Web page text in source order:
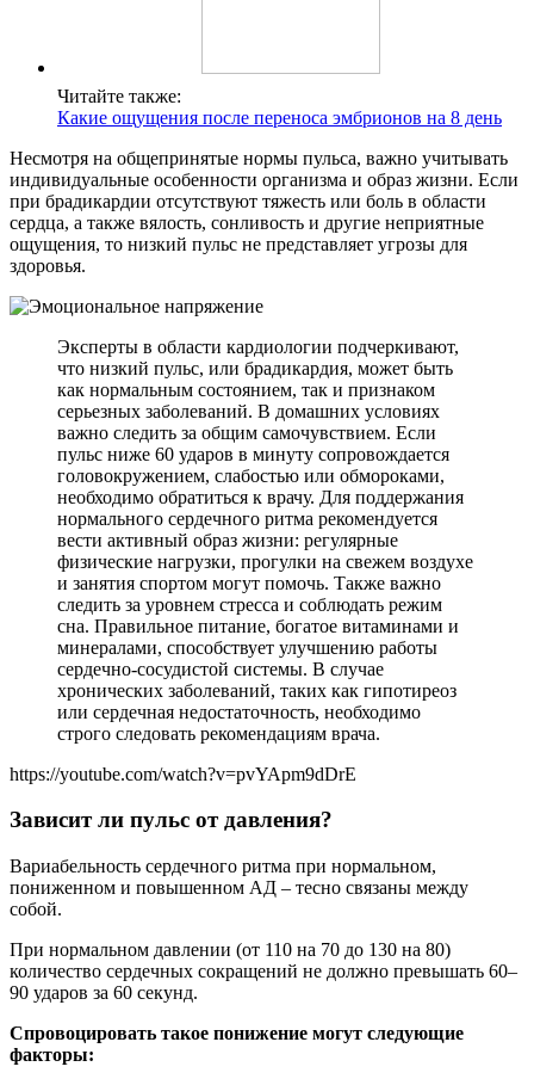
Читайте также:
Какие ощущения после переноса эмбрионов на 8 день
Несмотря на общепринятые нормы пульса, важно учитывать
индивидуальные особенности организма и образ жизни. Если
при брадикардии отсутствуют тяжесть или боль в области
сердца, а также вялость, сонливость и другие неприятные
ощущения, то низкий пульс не представляет угрозы для
здоровья.
Эксперты в области кардиологии подчеркивают,
что низкий пульс, или брадикардия, может быть
как нормальным состоянием, так и признаком
серьезных заболеваний. В домашних условиях
важно следить за общим самочувствием. Если
пульс ниже 60 ударов в минуту сопровождается
головокружением, слабостью или обмороками,
необходимо обратиться к врачу. Для поддержания
нормального сердечного ритма рекомендуется
вести активный образ жизни: регулярные
физические нагрузки, прогулки на свежем воздухе
и занятия спортом могут помочь. Также важно
следить за уровнем стресса и соблюдать режим
сна. Правильное питание, богатое витаминами и
минералами, способствует улучшению работы
сердечно-сосудистой системы. В случае
хронических заболеваний, таких как гипотиреоз
или сердечная недостаточность, необходимо
строго следовать рекомендациям врача.
https://youtube.com/watch?v=pvYApm9dDrE
Зависит ли пульс от давления?
Вариабельность сердечного ритма при нормальном,
пониженном и повышенном АД – тесно связаны между
собой.
При нормальном давлении (от 110 на 70 до 130 на 80)
количество сердечных сокращений не должно превышать 60–
90 ударов за 60 секунд.
Спровоцировать такое понижение могут следующие
факторы: